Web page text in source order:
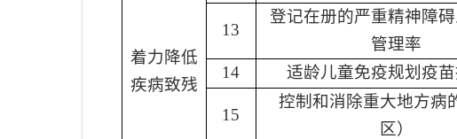
着力降低
疾病致残
13
登记在册的严重精神障
管理率
14 适龄儿童免疫规划疫
15
控制和消除重大地方病
区）